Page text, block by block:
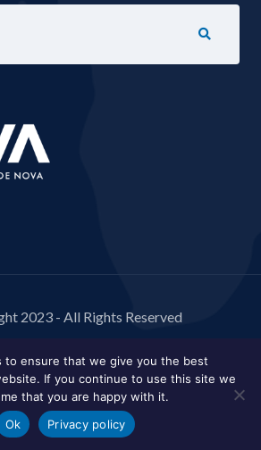
2023 - All Rights Reserved
to ensure that we give you the best
If you continue to use this site we
that you are happy with it.
Ok
Privacy policy